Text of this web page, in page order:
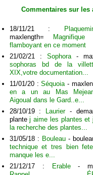
Commentaires sur les
18/11/21 :
maxlength=
Magnifique
flamboyant en ce moment
21/02/21 : Sophora-
sophoras bd de la
XIX,votre documentation...
11/01/20 :Séquoia-
en a un au Mas
Aigoual dans le Gard..e...
28/10/19 :
Laurier-
plantej aime les plantes et
la recherche des plantes...
31/05/18 : Bouleau-
technique et tres bien
manque les e...
21/12/17 :
Erable-